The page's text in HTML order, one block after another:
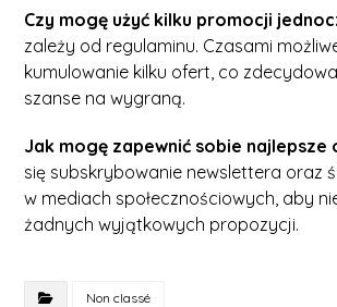
Czy mogę użyć kilku promocji
zależy od regulaminu. Czasami
kumulowanie kilku ofert, co
szanse na wygraną.
Jak mogę zapewnić sobie najlepsze
się subskrybowanie newslettera oraz
w mediach społecznościowych, aby
żadnych wyjątkowych propozycji.
Non classé